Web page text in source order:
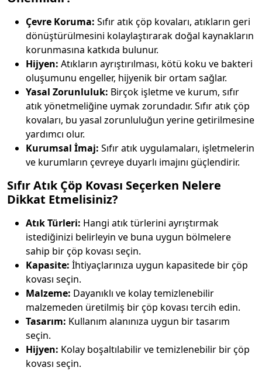
Çevre Koruma: Sıfır atık çöp kovaları, atıkların geri
dönüştürülmesini kolaylaştırarak doğal kaynakların
korunmasına katkıda bulunur.
Hijyen: Atıkların ayrıştırılması, kötü koku ve bakteri
oluşumunu engeller, hijyenik bir ortam sağlar.
Yasal Zorunluluk: Birçok işletme ve kurum, sıfır
atık yönetmeliğine uymak zorundadır. Sıfır atık çöp
kovaları, bu yasal zorunluluğun yerine getirilmesine
yardımcı olur.
Kurumsal İmaj: Sıfır atık uygulamaları, işletmelerin
ve kurumların çevreye duyarlı imajını güçlendirir.
Sıfır Atık Çöp Kovası Seçerken Nelere
Dikkat Etmelisiniz?
Atık Türleri: Hangi atık türlerini ayrıştırmak
istediğinizi belirleyin ve buna uygun bölmelere
sahip bir çöp kovası seçin.
Kapasite: İhtiyaçlarınıza uygun kapasitede bir çöp
kovası seçin.
Malzeme: Dayanıklı ve kolay temizlenebilir
malzemeden üretilmiş bir çöp kovası tercih edin.
Tasarım: Kullanım alanınıza uygun bir tasarım
seçin.
Hijyen: Kolay boşaltılabilir ve temizlenebilir bir çöp
kovası seçin.